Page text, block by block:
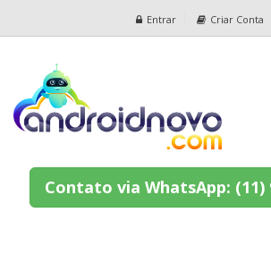
Entrar Criar Conta
Contato via WhatsApp: (11)